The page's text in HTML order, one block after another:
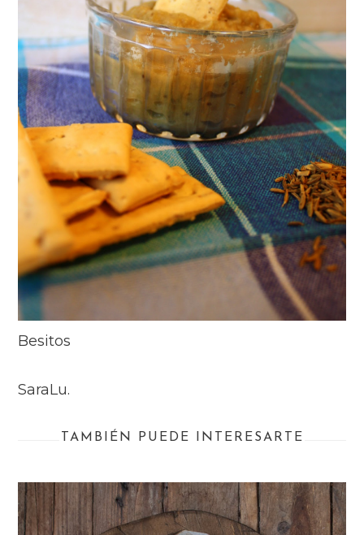
Besitos
SaraLu.
TAMBIÉN PUEDE INTERESARTE